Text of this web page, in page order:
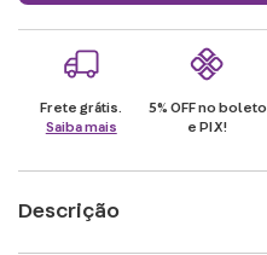
Frete grátis.
Saiba mais
5% OFF no boleto
e PIX!
Descrição